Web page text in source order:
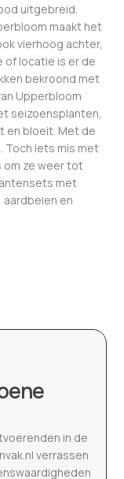
uitgebreid.
maakt het
vierhoog achter,
of locatie is er de
bekroond met
Upperbloom
seizoensplanten,
en bloeit. Met de
Toch iets mis met
om ze weer tot
met
aardbeien en
in de
verrassen